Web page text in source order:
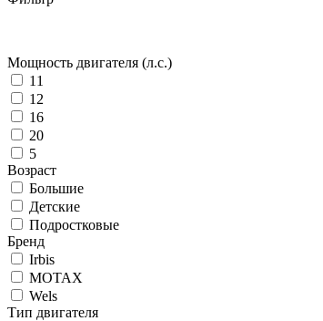
Мощность двигателя (л.с.)
11
12
16
20
5
Возраст
Большие
Детские
Подростковые
Бренд
Irbis
MOTAX
Wels
Тип двигателя